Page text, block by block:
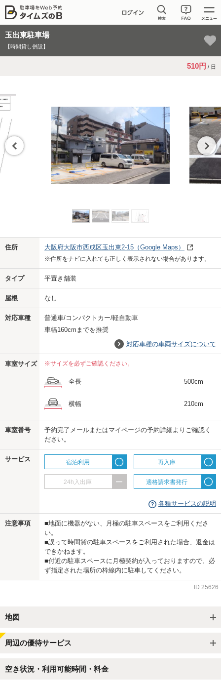
玉出東駐車場
【時間貸し併設】
510円 / 日
us
住所
大阪府大阪市西成区玉出東2-15 （Google Maps）
※住所をナビに入れても正しく表示されない場合があります。
タイプ 平置き舗装
屋根 なし
対応車種
普通車/コンパクトカー/軽自動車
車幅160cmまでを推奨
対応車種の車両サイズについて
車室サイズ ※サイズを必ずご確認ください。
全長 500cm
横幅 210cm
車室番号
予約完了メールまたはマイページの予約詳細よりご確認く
ださい。
サービス 宿泊利用 再入庫
24h入出庫 適格請求書発行
各種サービスの説明
注意事項
■地面に機器がない、月極の駐車スペースをご利用くださ
い。
■誤って時間貸の駐車スペースをご利用された場合、返金は
できかねます。
■付近の駐車スペースに月極契約が入っておりますので、必
ず指定された場所の枠線内に駐車してください。
ID 25626
地図
周辺の優待サービス
空き状況・利用可能時間・料金